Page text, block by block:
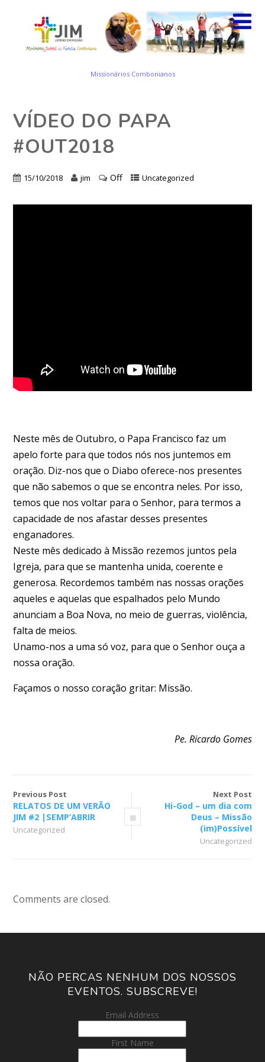
Missionários Combonianos
VÍDEO DO PAPA
#OUT2018
15/10/2018 jim Off Uncategorized
Neste mês de Outubro, o Papa Francisco faz um
apelo forte para que todos nós nos juntemos em
oração. Diz-nos que o Diabo oferece-nos presentes
que não sabemos o que se encontra neles. Por isso,
temos que nos voltar para o Senhor, para termos a
capacidade de nos afastar desses presentes
enganadores.
Neste mês dedicado à Missão rezemos juntos pela
Igreja, para que se mantenha unida, coerente e
generosa. Recordemos também nas nossas orações
aqueles e aquelas que espalhados pelo Mundo
anunciam a Boa Nova, no meio de guerras, violência,
falta de meios.
Unamo-nos a uma só voz, para que o Senhor ouça a
nossa oração.
Façamos o nosso coração gritar: Missão.
Pe. Ricardo Gomes
Previous Post
RELATOS DE UM VERÃO
JIM #2 |SEMP’ABRIR
Uncategorized
Next Post
Hi-God – um dia com
Deus – Missão
(im)Possível
Uncategorized
Comments are closed.
NÃO PERCAS NENHUM DOS NOSSOS
EVENTOS. SUBSCREVE!
Email Address
First Name